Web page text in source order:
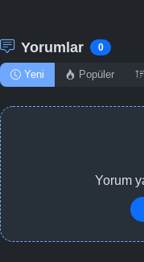
Yorumlar 0
Yeni Popüler
Yorum